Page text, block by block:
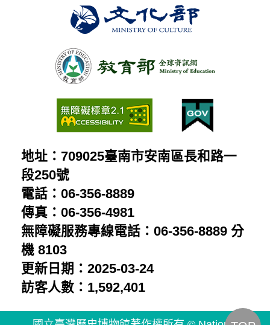
人
胡
鑫
麟
留
給
兒
子
的
星
象
受
控
制
的
普
通
人
民：
陳
澄
波
受
影
片
地址：709025臺南市安南區長和路一
段250號
電話：06-356-8889
傳真：06-356-4981
無障礙服務專線電話：06-356-8889 分
機 8103
更新日期：2025-03-24
訪客人數：1,592,401